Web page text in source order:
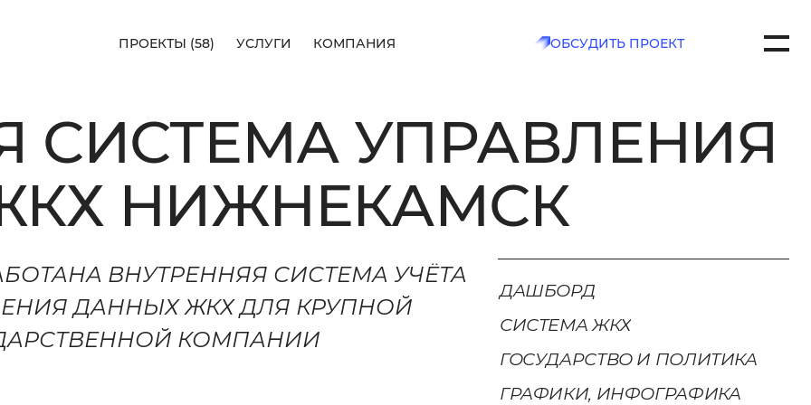
ПРОЕКТЫ (58) УСЛУГИ КОМПАНИЯ ОБСУДИТЬ ПРОЕКТ
СИСТЕМА УПРАВЛЕНИЯ
НИЖНЕКАМСК
ВНУТРЕННЯЯ СИСТЕМА УЧЁТА
ДАННЫХ ЖКХ ДЛЯ КРУПНОЙ
КОМПАНИИ
ДАШБОРД
СИСТЕМА ЖКХ
ГОСУДАРСТВО И ПОЛИТИКА
ГРАФИКИ, ИНФОГРАФИКА
+7 (962) 557-23-07
КАЗАНЬ, УЛ. СПАРТАКОВСКАЯ , Д. 2А
ОБСУДИТЬ
ПРОЕКТ